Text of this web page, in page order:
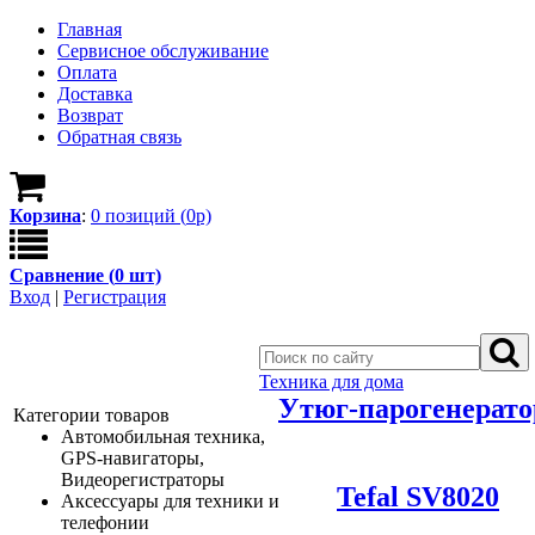
Главная
Сервисное обслуживание
Оплата
Доставка
Возврат
Обратная связь
Корзина: 0 позиций (0р)
Сравнение (0 шт)
Вход | Регистрация
Категории товаров
Автомобильная техника,
GPS-навигаторы,
Видеорегистраторы
Аксессуары для техники и
телефонии
Техника для дома
Утюг-
Tefal SV8020